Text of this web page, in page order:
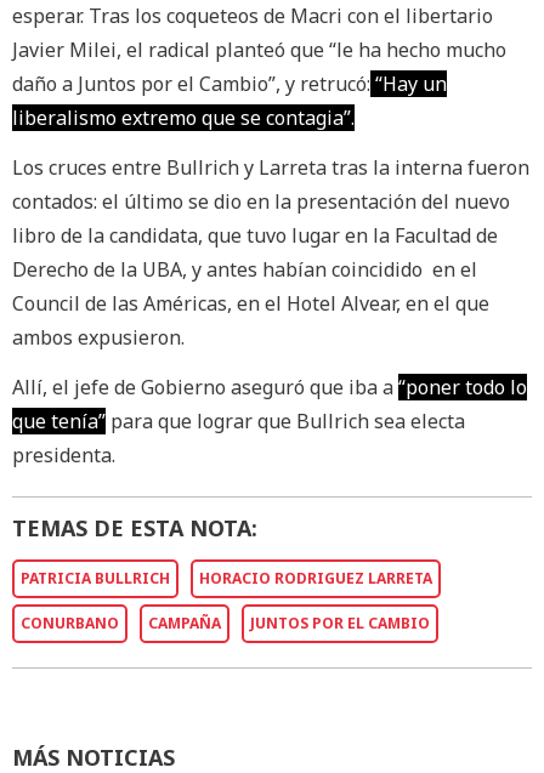
esperar. Tras los coqueteos de Macri con el libertario
Javier Milei, el radical planteó que “le ha hecho mucho
daño a Juntos por el Cambio”, y retrucó: “Hay un
liberalismo extremo que se contagia”.
Los cruces entre Bullrich y Larreta tras la interna fueron
contados: el último se dio en la presentación del nuevo
libro de la candidata, que tuvo lugar en la Facultad de
Derecho de la UBA, y antes habían coincidido en el
Council de las Américas, en el Hotel Alvear, en el que
ambos expusieron.
Allí, el jefe de Gobierno aseguró que iba a“poner todo lo
que tenía” para que lograr que Bullrich sea electa
presidenta.
TEMAS DE ESTA NOTA:
PATRICIA BULLRICH HORACIO RODRIGUEZ LARRETA
CONURBANO CAMPAÑA JUNTOS POR EL CAMBIO
MÁS NOTICIAS